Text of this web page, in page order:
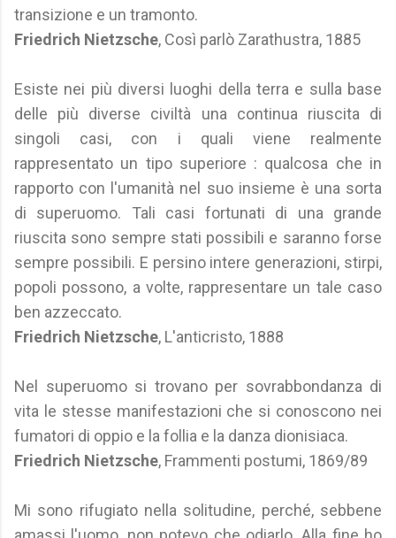
transizione e un tramonto.
Friedrich Nietzsche, Così parlò Zarathustra, 1885
Esiste nei più diversi luoghi della terra e sulla base
delle più diverse civiltà una continua riuscita di
singoli casi, con i quali viene realmente
rappresentato un tipo superiore : qualcosa che in
rapporto con l'umanità nel suo insieme è una sorta
di superuomo. Tali casi fortunati di una grande
riuscita sono sempre stati possibili e saranno forse
sempre possibili. E persino intere generazioni, stirpi,
popoli possono, a volte, rappresentare un tale caso
ben azzeccato.
Friedrich Nietzsche, L'anticristo, 1888
Nel superuomo si trovano per sovrabbondanza di
vita le stesse manifestazioni che si conoscono nei
fumatori di oppio e la follia e la danza dionisiaca.
Friedrich Nietzsche, Frammenti postumi, 1869/89
Mi sono rifugiato nella solitudine, perché, sebbene